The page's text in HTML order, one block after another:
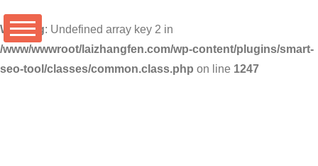
Warning: Undefined array key 2 in
/www/wwwroot/laizhangfen.com/wp-content/plugins/smart-
seo-tool/classes/common.class.php on line 1247